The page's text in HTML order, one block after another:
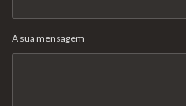
A sua mensagem